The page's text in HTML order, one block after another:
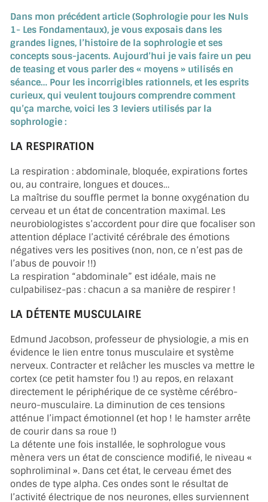
Dans mon précédent article (Sophrologie pour les Nuls
1- Les Fondamentaux), je vous exposais dans les
grandes lignes, l’histoire de la sophrologie et ses
concepts sous-jacents. Aujourd’hui je vais faire un peu
de teasing et vous parler des « moyens » utilisés en
séance… Pour les incorrigibles rationnels, et les esprits
curieux, qui veulent toujours comprendre comment
qu’ça marche, voici les 3 leviers utilisés par la
sophrologie :
LA RESPIRATION
La respiration : abdominale, bloquée, expirations fortes
ou, au contraire, longues et douces…
La maîtrise du souffle permet la bonne oxygénation du
cerveau et un état de concentration maximal. Les
neurobiologistes s’accordent pour dire que focaliser son
attention déplace l’activité cérébrale des émotions
négatives vers les positives (non, non, ce n’est pas de
l’abus de pouvoir !!)
La respiration “abdominale” est idéale, mais ne
culpabilisez-pas : chacun a sa manière de respirer !
LA DÉTENTE MUSCULAIRE
Edmund Jacobson, professeur de physiologie, a mis en
évidence le lien entre tonus musculaire et système
nerveux. Contracter et relâcher les muscles va mettre le
cortex (ce petit hamster fou !) au repos, en relaxant
directement le périphérique de ce système cérébro-
neuro-musculaire. La diminution de ces tensions
atténue l’impact émotionnel (et hop ! le hamster arrête
de courir dans sa roue !)
La détente une fois installée, le sophrologue vous
mènera vers un état de conscience modifié, le niveau «
sophroliminal ». Dans cet état, le cerveau émet des
ondes de type alpha. Ces ondes sont le résultat de
l’activité électrique de nos neurones, elles surviennent